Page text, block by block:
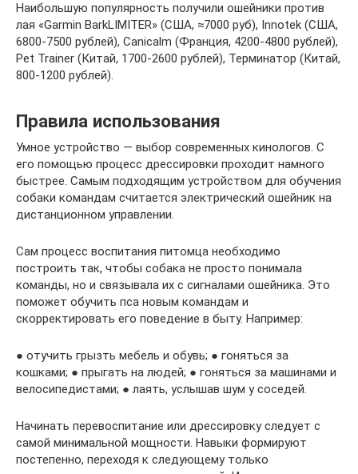
Наибольшую популярность получили ошейники против
лая «Garmin BarkLIМITER» (США, ≈7000 руб), Innotek (США,
6800-7500 рублей), Canicalm (Франция, 4200-4800 рублей),
Pet Trainer (Китай, 1700-2600 рублей), Терминатор (Китай,
800-1200 рублей).
Правила использования
Умное устройство — выбор современных кинологов. С
его помощью процесс дрессировки проходит намного
быстрее. Самым подходящим устройством для обучения
собаки командам считается электрический ошейник на
дистанционном управлении.
Сам процесс воспитания питомца необходимо
построить так, чтобы собака не просто понимала
команды, но и связывала их с сигналами ошейника. Это
поможет обучить пса новым командам и
скорректировать его поведение в быту. Например:
● отучить грызть мебель и обувь; ● гоняться за
кошками; ● прыгать на людей; ● гоняться за машинами и
велосипедистами; ● лаять, услышав шум у соседей.
Начинать перевоспитание или дрессировку следует с
самой минимальной мощности. Навыки формируют
постепенно, переходя к следующему только